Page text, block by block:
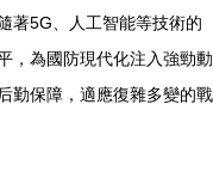
著5G、人工智能等技術的
，為國防現代化注入強勁動
勤保障，適應復雜多變的戰